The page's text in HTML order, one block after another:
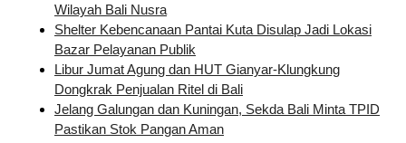
Wilayah Bali Nusra
Shelter Kebencanaan Pantai Kuta Disulap Jadi Lokasi
Bazar Pelayanan Publik
Libur Jumat Agung dan HUT Gianyar-Klungkung
Dongkrak Penjualan Ritel di Bali
Jelang Galungan dan Kuningan, Sekda Bali Minta TPID
Pastikan Stok Pangan Aman